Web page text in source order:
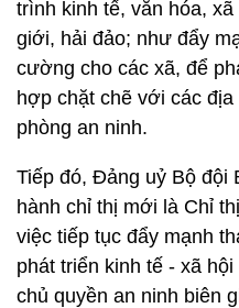
trình kinh tế, văn hóa,
giới, hải đảo; như đẩy
cường cho các xã, để
hợp chặt chẽ với các
phòng an ninh.
Tiếp đó, Đảng uỷ Bộ đội
hành chỉ thị mới là Chỉ
việc tiếp tục đẩy mạnh
phát triển kinh tế - xã
chủ quyền an ninh biên